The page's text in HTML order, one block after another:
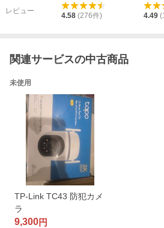
首振り 夜間カラー 人
体検知 防水 スマホ 事
レビュー
4.58 (276件) 4.49 (
関連サービスの中古商品
未使用
TP-Link TC43 防犯カメ
ラ
9,300円